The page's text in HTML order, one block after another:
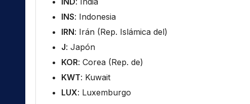
INS: Indonesia
IRN: Irán (Rep. Islámica del)
J: Japón
KOR: Corea (Rep. de)
KWT: Kuwait
LUX: Luxemburgo